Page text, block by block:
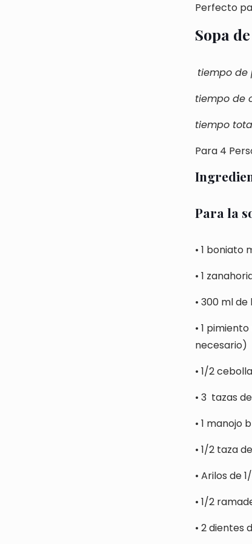
Perfecto
Sopa
tiempo de
tiempo de
tiempo
Para 4
Para la
• 1 boniato
• 1
• 300 ml de
• 1
necesario)
• 1/2
• 3 tazas
• 1 manojo
• 1/2 taza
• Arilos de
• 1/2
• 2 dientes